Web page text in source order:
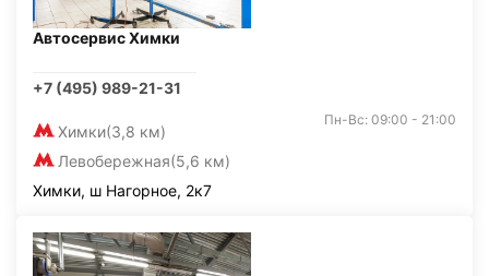
Автосервис Химки
+7 (495) 989-21-31
Химки(3,8 км)
Левобережная(5,6 км)
Пн-Вс: 09:00 - 21:00
Химки, ш Нагорное, 2к7